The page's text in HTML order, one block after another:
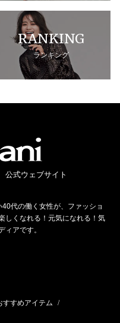
RANKING
ランキング
公式ウェブサイト
代の働く女性が、ファッショ
しくなれる！元気になれる！気
ィアです。
すすめアイテム /